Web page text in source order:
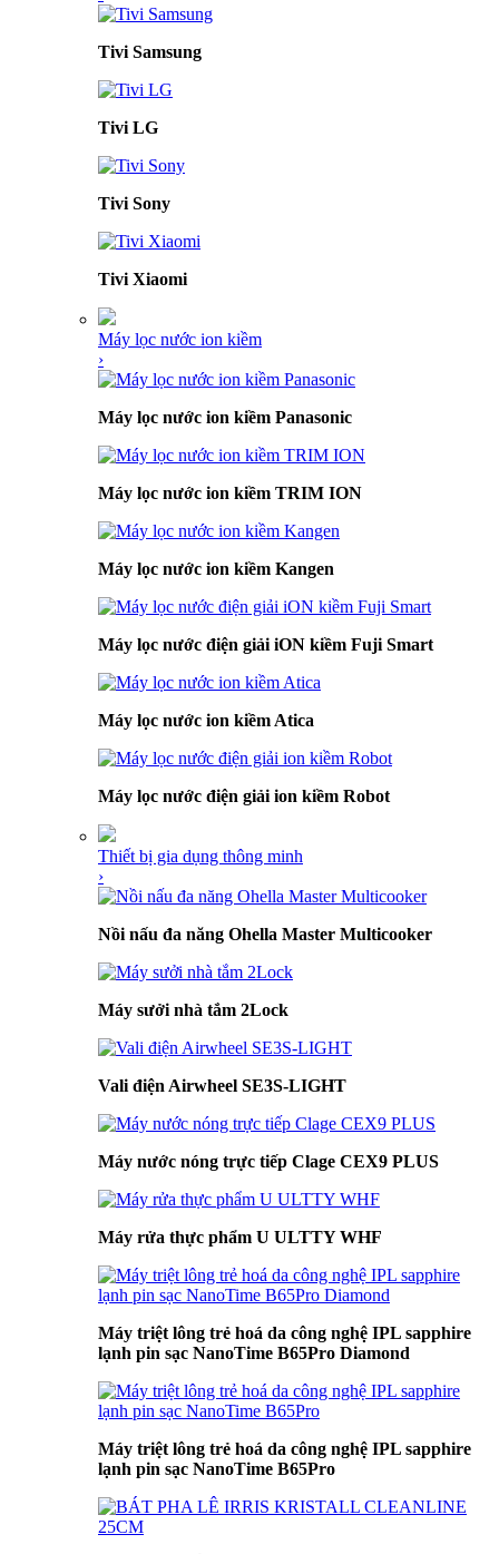
Tivi Samsung
Tivi LG
Tivi Sony
Tivi Xiaomi
Máy lọc nước ion kiềm
›
Máy lọc nước ion kiềm Panasonic
Máy lọc nước ion kiềm TRIM ION
Máy lọc nước ion kiềm Kangen
Máy lọc nước điện giải iON kiềm Fuji Smart
Máy lọc nước ion kiềm Atica
Máy lọc nước điện giải ion kiềm Robot
Thiết bị gia dụng thông minh
›
Nồi nấu đa năng Ohella Master Multicooker
Máy sưởi nhà tắm 2Lock
Vali điện Airwheel SE3S-LIGHT
Máy nước nóng trực tiếp Clage CEX9 PLUS
Máy rửa thực phẩm U ULTTY WHF
Máy triệt lông trẻ hoá da công nghệ IPL sapphire
lạnh pin sạc NanoTime B65Pro Diamond
Máy triệt lông trẻ hoá da công nghệ IPL sapphire
lạnh pin sạc NanoTime B65Pro